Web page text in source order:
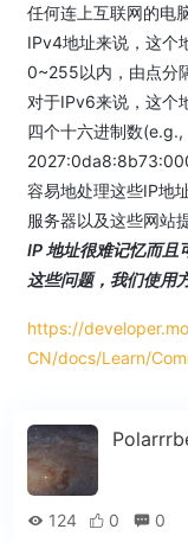
任何连上互联网的电
IPv4地址来说，这个
0~255以内，由点分
对于IPv6来说，这个
四个十六进制数(e.g.,
容易地处理这些IP地
服务器以及这些网站
IP 地址很难记忆而且
这些问题，我们使用
https://
CN/docs/Learn/
124 0 0